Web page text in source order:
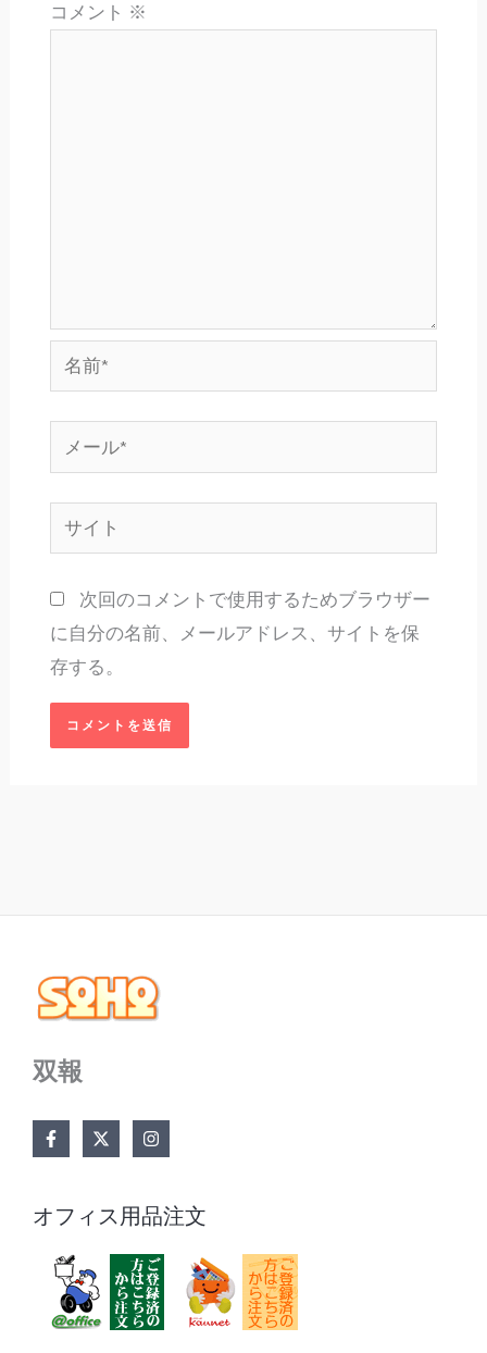
コメント ※
前
*
ー
ル
イ
次回のコメントで使用するためブラウザー
に自分の名前、メールアドレス、サイトを保
存する。
双報
オフィス用品注文